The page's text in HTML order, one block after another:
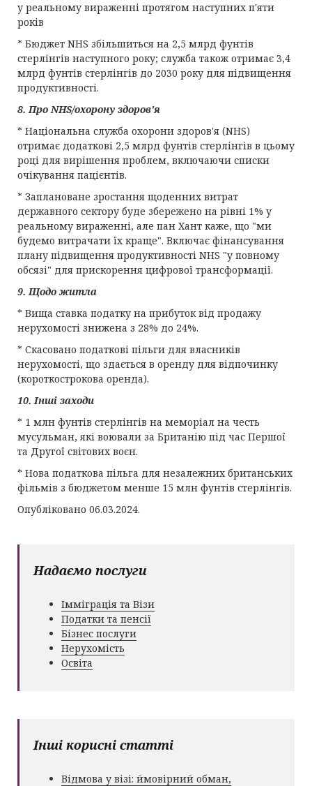
у реальному вираженні протягом наступних п'яти
років
* Бюджет NHS збільшиться на 2,5 млрд фунтів
стерлінгів наступного року; служба також отримає 3,4
млрд фунтів стерлінгів до 2030 року для підвищення
продуктивності.
8. Про NHS/охорону здоров'я
* Національна служба охорони здоров'я (NHS)
отримає додаткові 2,5 млрд фунтів стерлінгів в цьому
році для вирішення проблем, включаючи списки
очікування пацієнтів.
* Заплановане зростання щоденних витрат
державного сектору буде збережено на рівні 1% у
реальному вираженні, але пан Хант каже, що "ми
будемо витрачати їх краще". Включає фінансування
плану підвищення продуктивності NHS "у повному
обсязі" для прискорення цифрової трансформації.
9. Щодо житла
* Вища ставка податку на прибуток від продажу
нерухомості знижена з 28% до 24%.
* Скасовано податкові пільги для власників
нерухомості, що здається в оренду для відпочинку
(короткострокова оренда).
10. Інші заходи
* 1 млн фунтів стерлінгів на меморіал на честь
мусульман, які воювали за Британію під час Першої
та Другої світових воєн.
* Нова податкова пільга для незалежних британських
фільмів з бюджетом менше 15 млн фунтів стерлінгів.
Опубліковано 06.03.2024.
Надаємо послуги
Імміграція та Візи
Податки та пенсії
Бізнес послуги
Нерухомість
Освіта
Інші корисні статті
Відмова у візі: ймовірний обман,